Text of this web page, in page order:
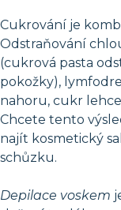
Cukrování je
Odstraňování
(cukrová pasta
pokožky),
nahoru, cukr
Chcete tento
najít kosmetický
schůzku.
Depilace voskem